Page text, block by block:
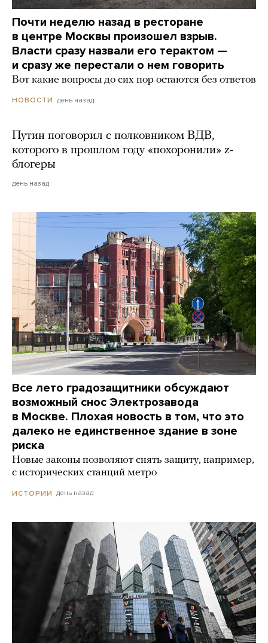
Почти неделю назад в ресторане
в центре Москвы произошел взрыв.
Власти сразу назвали его терактом —
и сразу же перестали о нем говорить
Вот какие вопросы до сих пор остаются без ответов
НОВОСТИ день назад
Путин поговорил с полковником ВДВ,
которого в прошлом году «похоронили» z-
блогеры
день назад
Все лето градозащитники обсуждают
возможный снос Электрозавода
в Москве. Плохая новость в том, что это
далеко не единственное здание в зоне
риска
Новые законы позволяют снять защиту, например,
с исторических станций метро
ИСТОРИИ день назад